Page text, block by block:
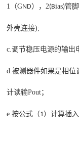
1 （GND），2(Bias)管
外壳连接);
c.调节稳压电源的输出
d.被测器件如果是相位
计读输Pout；
e.按公式（1）计算插